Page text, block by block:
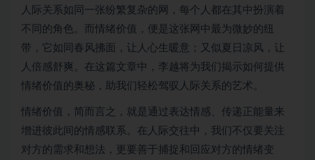
人际关系如同一张纷繁复杂的网，每个人都在其中扮演着
不同的角色。而情绪价值，便是这张网中最为微妙的纽
带，它如同春风拂面，让人心生暖意；又似夏日凉风，让
人倍感舒爽。在这篇文章中，李越将为我们揭示如何提供
情绪价值的奥秘，助我们轻松驾驭人际关系的艺术。
情绪价值，简而言之，就是通过表达情感、传递正能量来
增进彼此间的情感联系。在人际交往中，我们不仅要关注
对方的需求和想法，更要善于捕捉和回应对方的情绪变